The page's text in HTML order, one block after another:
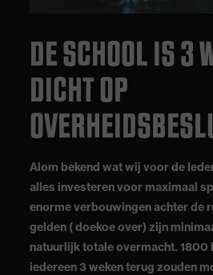
DE SCHOOL IS 3
DICHT OP
Alom bekend wat wij voor de
alles investeren voor maximaal
enorme verbouwingen achter de
gelden ( doekoe over) zijn
natuurlijk totale overmacht. 1800
iedereen 3 weken terug zouden